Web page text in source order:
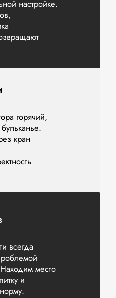
настройке.
горячий,
кран
всегда
место
и